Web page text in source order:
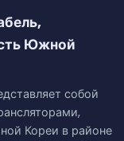
Южной
собой
Кореи в районе